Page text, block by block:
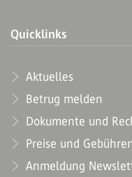
Quicklinks
Aktuelles
Betrug melden
Dokumente und
Preise und
Anmeldung